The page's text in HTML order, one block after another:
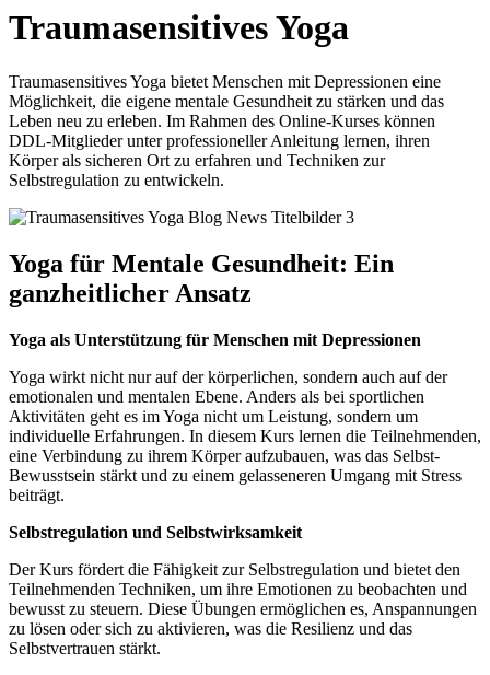
Traumasensitives Yoga
Traumasensitives Yoga bietet Menschen mit Depressionen eine
Möglichkeit, die eigene mentale Gesundheit zu stärken und das
Leben neu zu erleben. Im Rahmen des Online-Kurses können
DDL-Mitglieder unter professioneller Anleitung lernen, ihren
Körper als sicheren Ort zu erfahren und Techniken zur
Selbstregulation zu entwickeln.
Yoga für Mentale Gesundheit: Ein
ganzheitlicher Ansatz
Yoga als Unterstützung für Menschen mit Depressionen
Yoga wirkt nicht nur auf der körperlichen, sondern auch auf der
emotionalen und mentalen Ebene. Anders als bei sportlichen
Aktivitäten geht es im Yoga nicht um Leistung, sondern um
individuelle Erfahrungen. In diesem Kurs lernen die Teilnehmenden,
eine Verbindung zu ihrem Körper aufzubauen, was das Selbst-
Bewusstsein stärkt und zu einem gelasseneren Umgang mit Stress
beiträgt.
Selbstregulation und Selbstwirksamkeit
Der Kurs fördert die Fähigkeit zur Selbstregulation und bietet den
Teilnehmenden Techniken, um ihre Emotionen zu beobachten und
bewusst zu steuern. Diese Übungen ermöglichen es, Anspannungen
zu lösen oder sich zu aktivieren, was die Resilienz und das
Selbstvertrauen stärkt.